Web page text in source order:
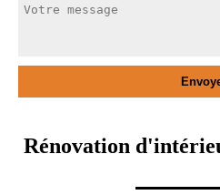
Rénovation